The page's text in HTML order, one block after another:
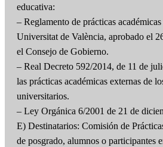
educativa:
– Reglamento de prácticas
Universitat de València, aprobado el
el Consejo de Gobierno.
– Real Decreto 592/2014, de 11 de
las prácticas académicas externas de
universitarios.
– Ley Orgánica 6/2001 de 21 de
E) Destinatarios: Comisión de
de posgrado, alumnos o participantes